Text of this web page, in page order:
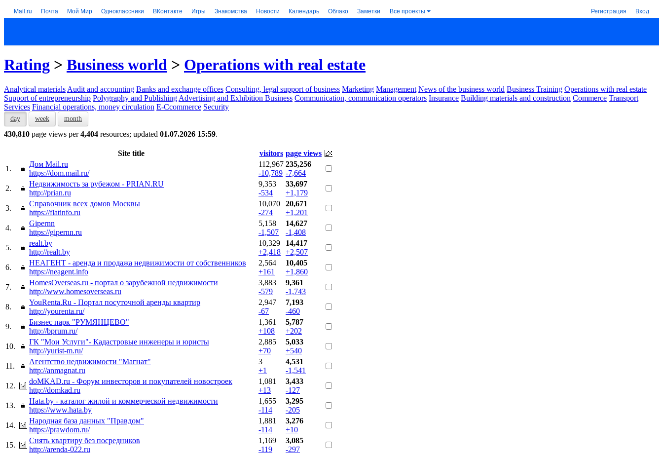
Mail.ru Почта Мой Мир Одноклассники ВКонтакте Игры Знакомства Новости Календарь Облако Заметки Все проекты Регистрация Вход
Rating > Business world > Operations with real estate
Analytical materials Audit and accounting Banks and exchange offices Consulting, legal support of business Marketing Management News of the business world Business Training Operations with real estate
Support of entrepreneurship Polygraphy and Publishing Advertising and Exhibition Business Communication, communication operators Insurance Building materials and construction Commerce Transport
Services Financial operations, money circulation E-Ccommerce Security
day week month
430,810 page views per4,404 resources; updated 01.07.2026 15:59.
Site title visitors page views
1.
Дом Mail.ru
https://dom.mail.ru/
112,967
-10,789
235,256
-7,664
2.
Недвижимость за рубежом - PRIAN.RU
http://prian.ru
9,353
-534
33,697
+1,179
3.
Справочник всех домов Москвы
https://flatinfo.ru
10,070
-274
20,671
+1,201
4.
Gipernn
https://gipernn.ru
5,158
-1,507
14,627
-1,408
5.
realt.by
http://realt.by
10,329
+2,418
14,417
+2,507
6.
НЕАГЕНТ - аренда и продажа недвижимости от собственников
https://neagent.info
2,564
+161
10,405
+1,860
7.
HomesOverseas.ru - портал о зарубежной недвижимости
http://www.homesoverseas.ru
3,883
-579
9,361
-1,743
8.
YouRenta.Ru - Портал посуточной аренды квартир
http://yourenta.ru/
2,947
-67
7,193
-460
9.
Бизнес парк "РУМЯНЦЕВО"
http://bprum.ru/
1,361
+108
5,787
+202
10.
ГК "Мои Услуги"- Кадастровые инженеры и юристы
http://yurist-m.ru/
2,885
+70
5,033
+540
11.
Агентство недвижимости "Магнат"
http://anmagnat.ru
3
+1
4,531
-1,541
12.
doMKAD.ru - Форум инвесторов и покупателей новостроек
http://domkad.ru
1,081
+13
3,433
-127
13.
Hata.by - каталог жилой и коммерческой недвижимости
https://www.hata.by
1,655
-114
3,295
-205
14.
Народная база данных "Правдом"
https://prawdom.ru/
1,881
-114
3,276
+10
15.
Снять квартиру без посредников
http://arenda-022.ru
1,169
-119
3,085
-297